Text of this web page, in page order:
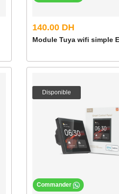
140.00 DH
Module Tuya wifi simple
Disponible
Commander